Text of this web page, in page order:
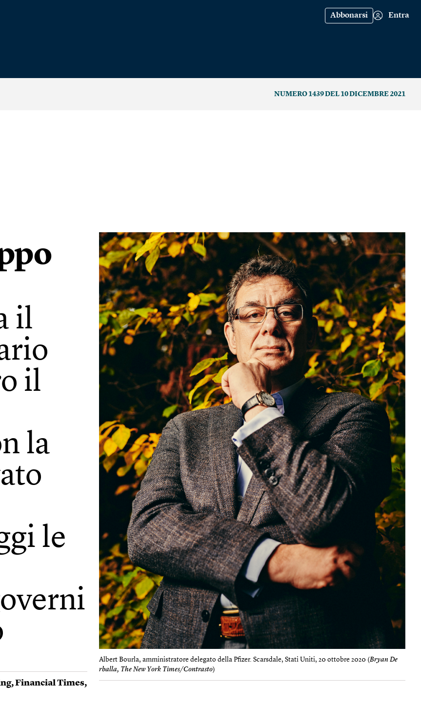
Abbonarsi Entra
NUMERO 1439 DEL 10 DICEMBRE 2021
Albert Bourla, amministratore delegato della Pfizer. Scarsdale, Stati Uniti, 20 ottobre 2020 (Bryan De​
rballa, The New York Times/Contrasto)
il
il
la
le
,Financial Times,